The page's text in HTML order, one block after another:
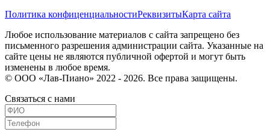
Политика конфиценциальностиРеквизитыКарта сайта
Любое использование материалов с сайта запрещено без
письменного разрешения администрации сайта. Указанные на
сайте цены не являются публичной офертой и могут быть
изменены в любое время.
© ООО «Лав-Пиано» 2022 - 2026. Все права защищены.
Связаться с нами